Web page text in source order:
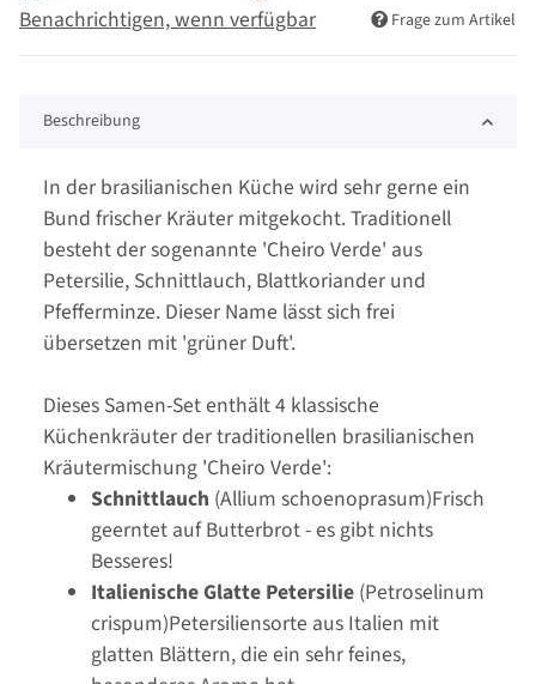
Benachrichtigen, wenn verfügbar
Frage zum Artikel
Beschreibung
In der brasilianischen Küche wird sehr gerne ein
Bund frischer Kräuter mitgekocht. Traditionell
besteht der sogenannte 'Cheiro Verde' aus
Petersilie, Schnittlauch, Blattkoriander und
Pfefferminze. Dieser Name lässt sich frei
übersetzen mit 'grüner Duft'.
Dieses Samen-Set enthält 4 klassische
Küchenkräuter der traditionellen brasilianischen
Kräutermischung 'Cheiro Verde':
Schnittlauch (Allium schoenoprasum)Frisch
geerntet auf Butterbrot - es gibt nichts
Besseres!
Italienische Glatte Petersilie (Petroselinum
crispum)Petersiliensorte aus Italien mit
glatten Blättern, die ein sehr feines,